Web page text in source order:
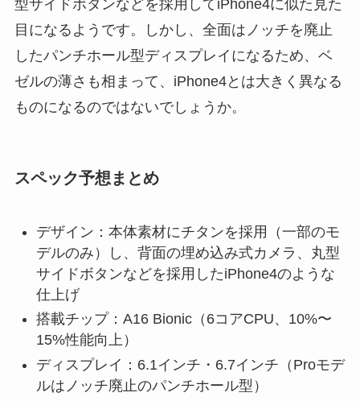
型サイドボタンなどを採用してiPhone4に似た見た
目になるようです。しかし、全面はノッチを廃止
したパンチホール型ディスプレイになるため、ベ
ゼルの薄さも相まって、iPhone4とは大きく異なる
ものになるのではないでしょうか。
スペック予想まとめ
デザイン：本体素材にチタンを採用（一部のモ
デルのみ）し、背面の埋め込み式カメラ、丸型
サイドボタンなどを採用したiPhone4のような
仕上げ
搭載チップ：A16 Bionic（6コアCPU、10%〜
15%性能向上）
ディスプレイ：6.1インチ・6.7インチ（Proモデ
ルはノッチ廃止のパンチホール型）